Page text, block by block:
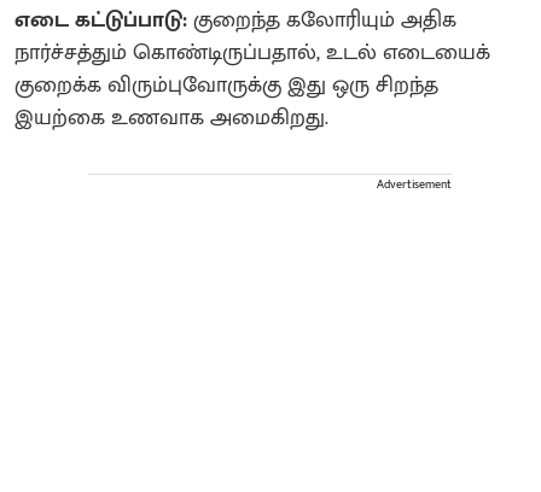
எடை கட்டுப்பாடு:குறைந்த கலோரியும் அதிக
நார்ச்சத்தும் கொண்டிருப்பதால், உடல் எடையைக்
குறைக்க விரும்புவோருக்கு இது ஒரு சிறந்த
இயற்கை உணவாக அமைகிறது.
Advertisement